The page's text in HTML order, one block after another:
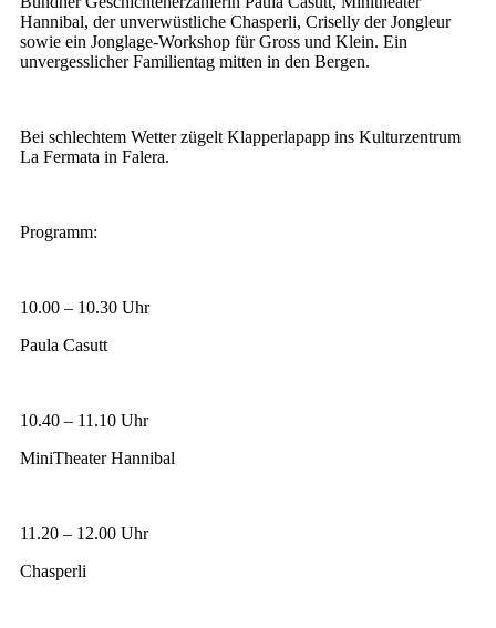
Hannibal, der unverwüstliche Chasperli, Criselly der Jongleur
sowie ein Jonglage-Workshop für Gross und Klein. Ein
unvergesslicher Familientag mitten in den Bergen.
Bei schlechtem Wetter zügelt Klapperlapapp ins Kulturzentrum
La Fermata in Falera.
Programm:
10.00 – 10.30 Uhr
Paula Casutt
10.40 – 11.10 Uhr
MiniTheater Hannibal
11.20 – 12.00 Uhr
Chasperli